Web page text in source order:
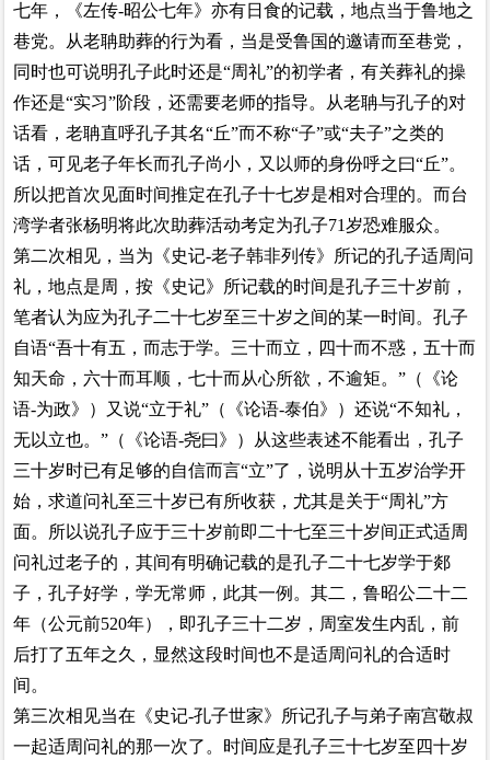
七年，《左传-昭公七年》亦有日食的记载，地点当于鲁地之
巷党。从老聃助葬的行为看，当是受鲁国的邀请而至巷党，
同时也可说明孔子此时还是“周礼”的初学者，有关葬礼的操
作还是“实习”阶段，还需要老师的指导。从老聃与孔子的对
话看，老聃直呼孔子其名“丘”而不称“子”或“夫子”之类的
话，可见老子年长而孔子尚小， 又 以师的身份呼之曰“丘”。
所以把首次见面时间推定在孔子十七岁是相对合理的。而台
湾学者张杨明将此次助葬活动考定为孔子71岁恐难服众。
第二次相见，当为《史记-老子韩非列传》所记的孔子适周问
礼，地点是周，按《史记》所记载的时间是孔子三十岁前，
笔者认为应为孔子二十七岁至三十岁之间的某一时间。孔子
自语“吾十有五，而志于学。三十而立，四十而不惑，五十而
知天命，六十而耳顺，七十而从心所欲，不逾矩。”（《论
语-为政》）又说“立于礼”（《论语-泰伯》）还说“不知礼，
无以立也。”（《论语-尧曰》）从这些表述不能看出，孔子
三十岁时已有足够的自信而言“立”了，说明从十五岁治学开
始，求道问礼至三十岁已有所收获，尤其是关于“周礼”方
面。所以说孔子应于三十岁前即二十七至三十岁间正式适周
问礼过老子的，其间有明确记载的是孔子二十七岁学于郯
子，孔子好学，学无常师，此其一例。其二，鲁昭公二十二
年（公元前520年），即孔子三十二岁，周室发生内乱，前
后打了五年之久，显然这段时间也不是适周问礼的合适时
间。
第三次相见当在《史记-孔子世家》所记孔子与弟子南宫敬叔
一起适周问礼的那一次了。时间应是孔子三十七岁至四十岁